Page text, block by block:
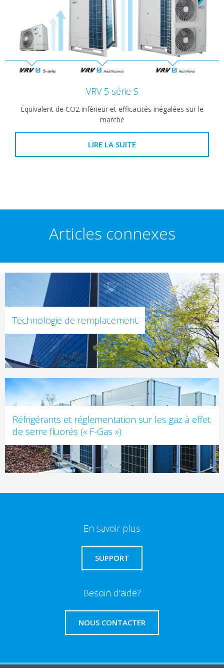
VRV 5 série S
Équivalent de CO2 inférieur et efficacités inégalées sur le
marché
LIRE LA SUITE
Articles connexes
Technologie de remplacement
Réfrigérants et réglementation sur les gaz à effet
de serre fluorés (« F-Gas »)
En savoir plus
SUPPORT
Besoin d'aide?
NOUS CONTACTER